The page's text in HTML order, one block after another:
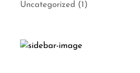
Uncategorized (1)